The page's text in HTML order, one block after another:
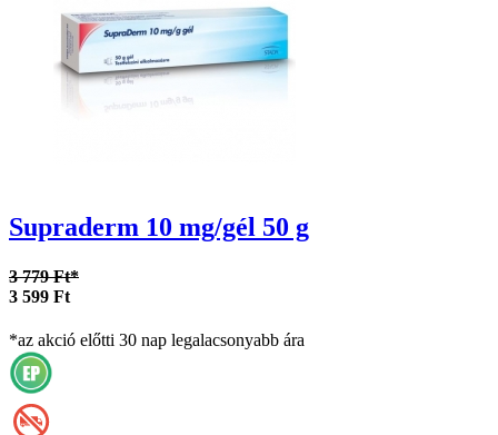
Supraderm 10 mg/gél 50 g
3 779 Ft*
3 599 Ft
*az akció előtti 30 nap legalacsonyabb ára